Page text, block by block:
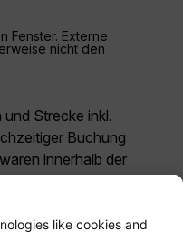
Fenster. Externe
nicht den
Strecke inkl.
Buchung
innerhalb der
sind
Bei den für die
Tarifen handelt es